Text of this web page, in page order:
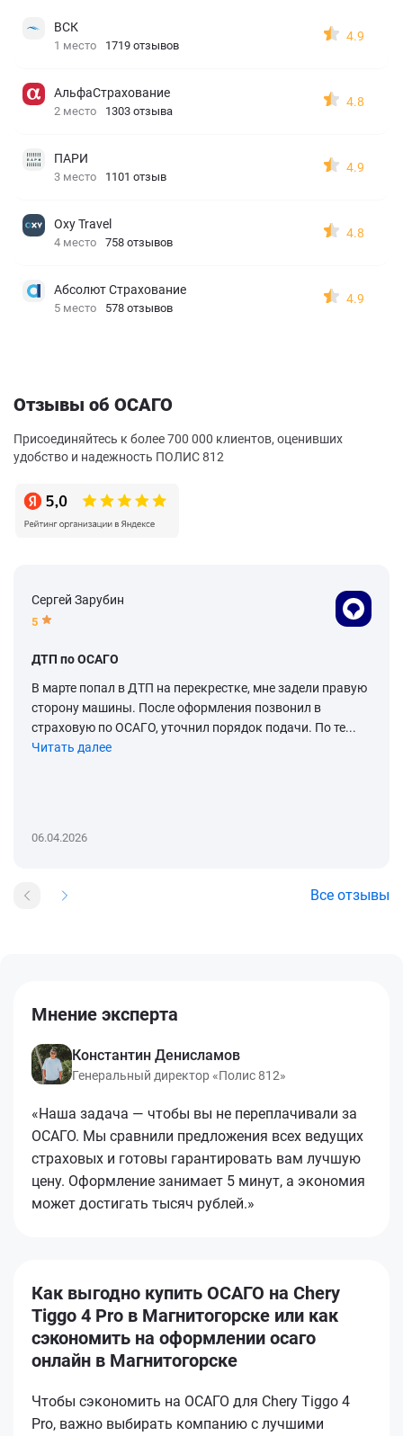
ВСК
1 место 1719 отзывов
4.9
АльфаСтрахование
2 место 1303 отзыва
4.8
ПАРИ
3 место 1101 отзыв
4.9
Oxy Travel
4 место 758 отзывов
4.8
Абсолют Страхование
5 место 578 отзывов
4.9
Отзывы об ОСАГО
Присоединяйтесь к более 700 000 клиентов, оценивших
удобство и надежность ПОЛИС 812
Сергей Зарубин
5
ДТП по ОСАГО
В марте попал в ДТП на перекрестке, мне задели правую
сторону машины. После оформления позвонил в
страховую по ОСАГО, уточнил порядок подачи. По те...
Читать далее
06.04.2026
Все отзывы
Мнение эксперта
Константин Денисламов
Генеральный директор «Полис 812»
«Наша задача — чтобы вы не переплачивали за
ОСАГО. Мы сравнили предложения всех ведущих
страховых и готовы гарантировать вам лучшую
цену. Оформление занимает 5 минут, а экономия
может достигать тысяч рублей.»
Как выгодно купить ОСАГО на Chery
Tiggo 4 Pro в Магнитогорске или как
сэкономить на оформлении осаго
онлайн в Магнитогорске
Чтобы сэкономить на ОСАГО для Chery Tiggo 4
Pro, важно выбирать компанию с лучшими